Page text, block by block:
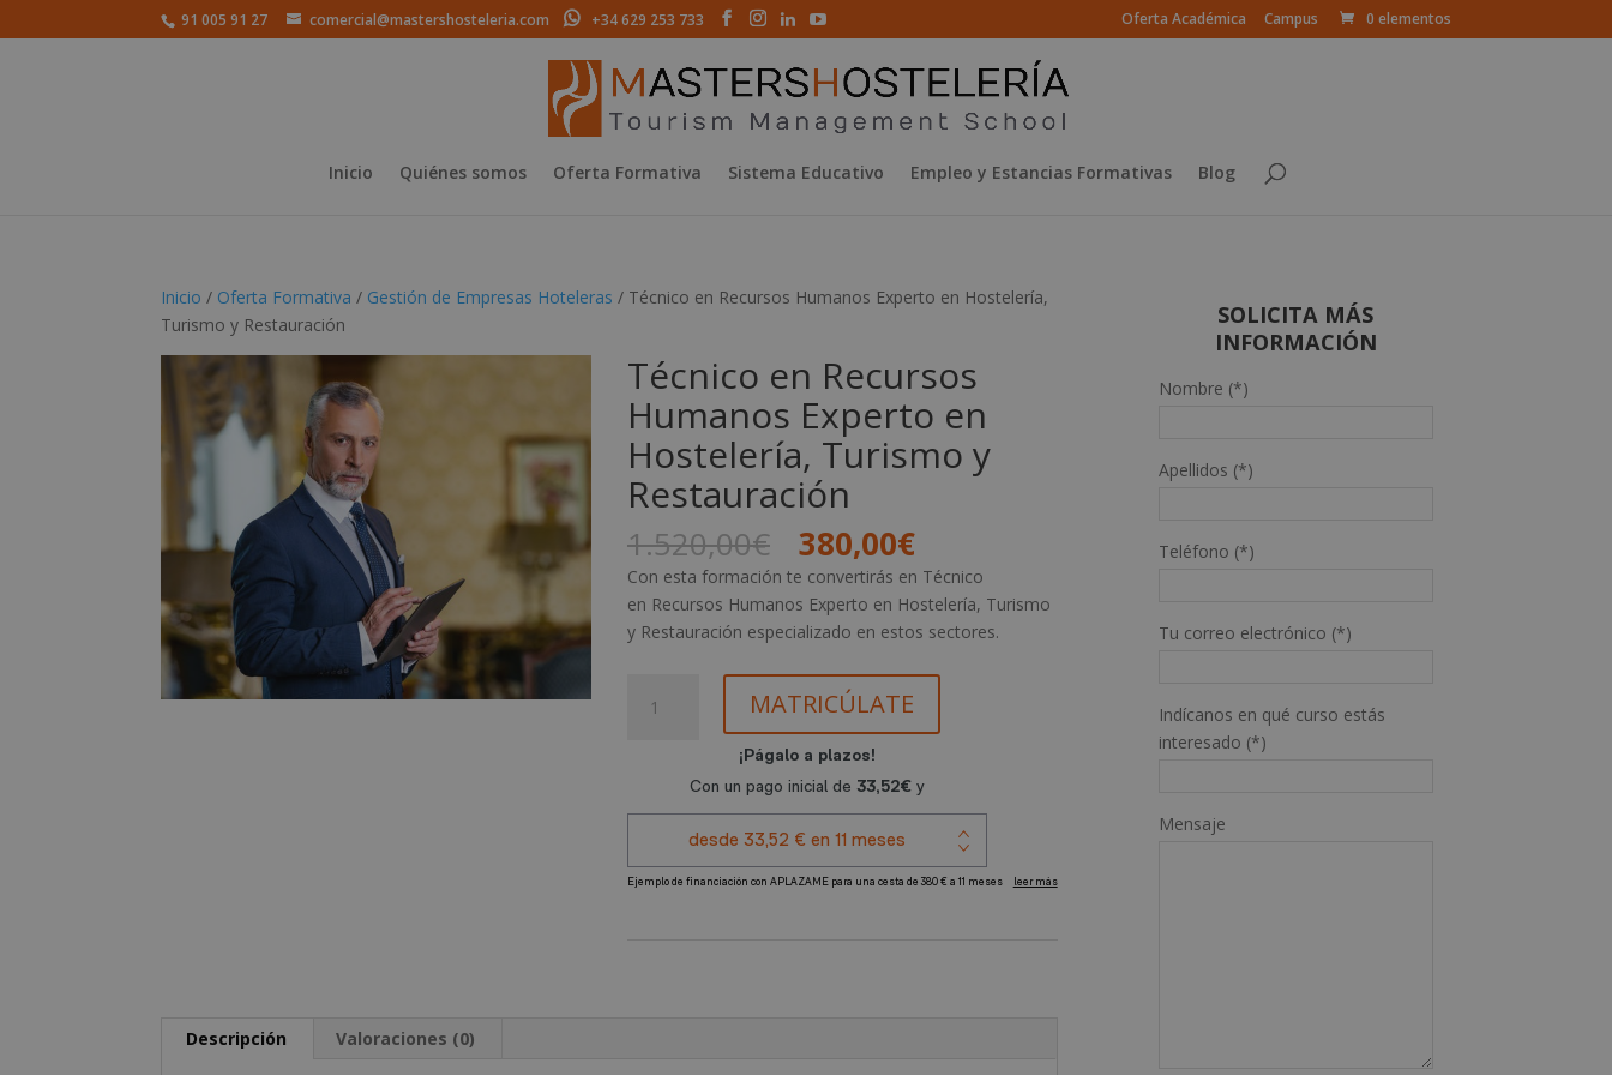
91 005 91 27 comercial@mastershosteleria.com +34 629 253 733 Oferta Académica Campus 0 elementos
Inicio Quiénes somos Oferta Formativa Sistema Educativo Empleo y Estancias Formativas Blog
Inicio / Oferta Formativa / Gestión de Empresas Hoteleras / Técnico en Recursos Humanos Experto en Hostelería,
Turismo y Restauración
Técnico en Recursos
Humanos Experto en
Hostelería, Turismo y
Restauración
1.520,00€ El
precio
original
era:
1.520,00€.
380,00€El
precio
actual
es:
380,00€.
Con esta formación te convertirás en Técnico
en Recursos Humanos Experto en Hostelería, Turismo
y Restauración especializado en estos sectores.
Hostelería,
Turismo
MATRICÚLATE
Descripción Valoraciones (0)
SOLICITA MÁS
INFORMACIÓN
Nombre (*)
Apellidos (*)
Teléfono (*)
Tu correo electrónico (*)
Indícanos en qué curso estás
interesado (*)
Mensaje